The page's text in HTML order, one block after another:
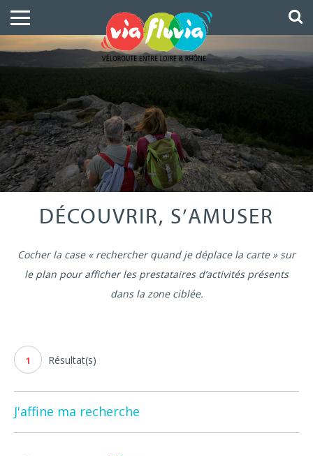
DÉCOUVRIR, S’AMUSER
Cocher la case « rechercher quand je déplace la carte » sur
le plan pour afficher les prestataires d’activités présents
dans la zone ciblée.
1 Résultat(s)
J'affine ma recherche